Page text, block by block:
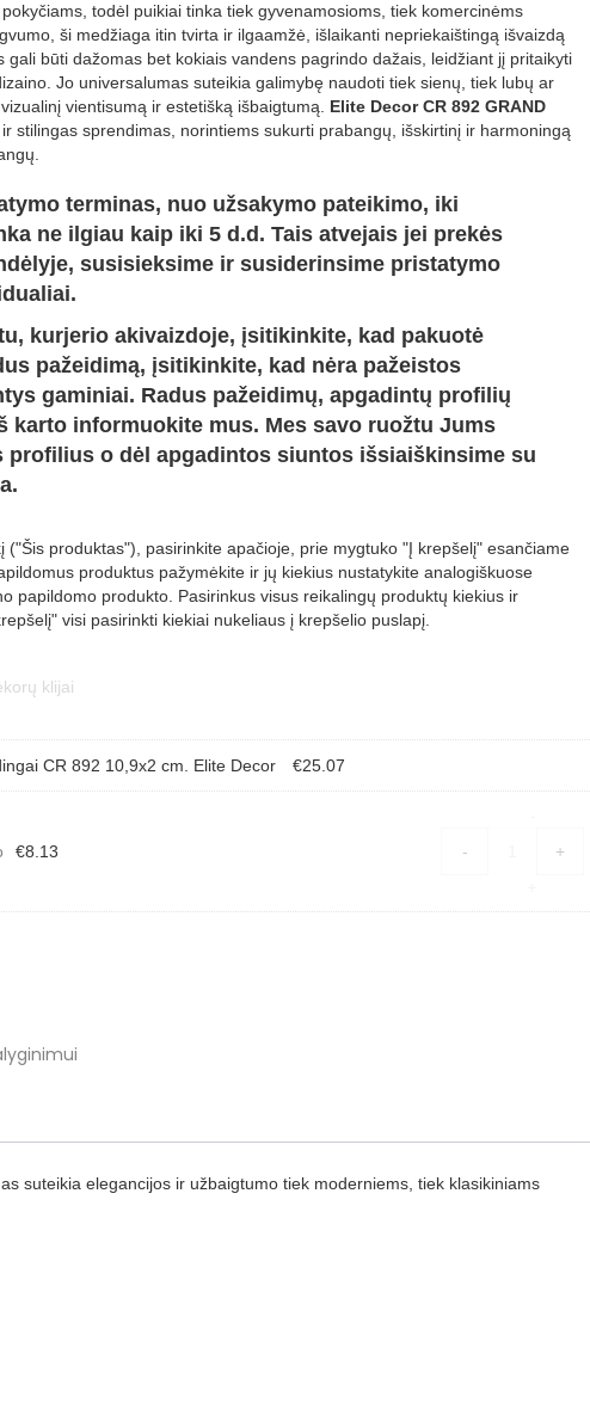
todėl puikiai tinka tiek gyvenamosioms, tiek komercinėms
ši medžiaga itin tvirta ir ilgaamžė, išlaikanti nepriekaištingą išvaizdą
gali būti dažomas bet kokiais vandens pagrindo dažais, leidžiant jį pritaikyti
Jo universalumas suteikia galimybę naudoti tiek sienų, tiek lubų ar
vientisumą ir estetišką išbaigtumą. Elite Decor CR 892 GRAND
stilingas sprendimas, norintiems sukurti prabangų, išskirtinį ir harmoningą
terminas, nuo užsakymo pateikimo, iki
ne ilgiau kaip iki 5 d.d. Tais atvejais jei prekės
susisieksime ir susiderinsime pristatymo
kurjerio akivaizdoje, įsitikinkite, kad pakuotė
pažeidimą, įsitikinkite, kad nėra pažeistos
gaminiai. Radus pažeidimų, apgadintų profilių
karto informuokite mus. Mes savo ruožtu Jums
profilius o dėl apgadintos siuntos išsiaiškinsime su
("Šis produktas"), pasirinkite apačioje, prie mygtuko "Į krepšelį" esančiame
produktus pažymėkite ir jų kiekius nustatykite analogiškuose
papildomo produkto. Pasirinkus visus reikalingų produktų kiekius ir
visi pasirinkti kiekiai nukeliaus į krepšelio puslapį.
CR 892 10,9x2 cm. Elite Decor €25.07
€8.13 - +
suteikia elegancijos ir užbaigtumo tiek moderniems, tiek klasikiniams